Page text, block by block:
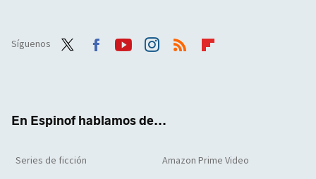
Síguenos
En Espinof hablamos de...
Series de ficción Amazon Prime Video